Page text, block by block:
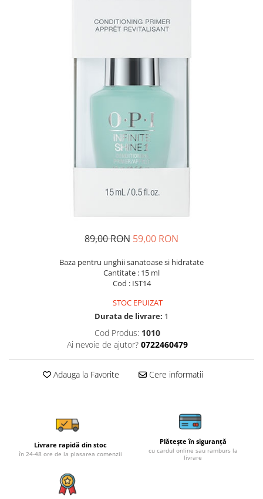
89,00 RON 59,00 RON
Baza pentru unghii sanatoase si hidratate
Cantitate : 15 ml
Cod : IST14
STOC EPUIZAT
Durata de livrare: 1
Cod Produs: 1010
Ai nevoie de ajutor? 0722460479
Adauga la Favorite Cere informatii
Livrare rapidă din stoc
în 24-48 ore de la plasarea comenzii
Plătește în siguranță
cu cardul online sau ramburs la
livrare